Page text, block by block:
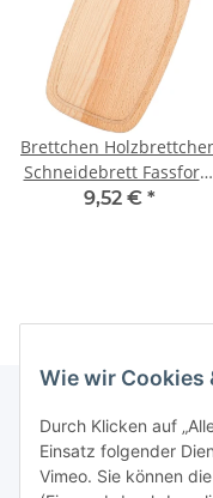
Wie wir Cookies
Durch Klicken auf
Einsatz folgender
Vimeo. Sie können
Brettchen
Schneidebrett Fassform
33 x 18,5 cm mit Griff
9,52 € *
Informationen